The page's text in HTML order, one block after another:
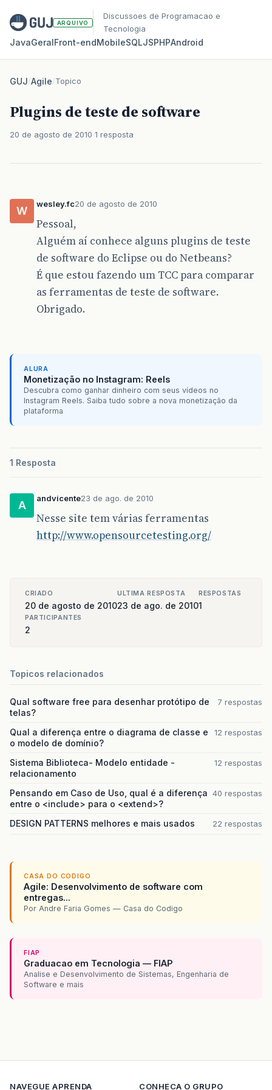
ARQUIVO
Discussoes de Programacao e
Tecnologia
JavaGeralFront‑endMobileSQLJSPHPAndroid
GUJ/Agile/Topico
Plugins de teste de software
20 de agosto de 2010 1 resposta
W
wesley.fc20 de agosto de 2010
Pessoal,
Alguém aí conhece alguns plugins de teste
de software do Eclipse ou do Netbeans?
É que estou fazendo um TCC para comparar
as ferramentas de teste de software.
Obrigado.
ALURA
Monetização no Instagram: Reels
Descubra como ganhar dinheiro com seus vídeos no
Instagram Reels. Saiba tudo sobre a nova monetização da
plataforma
1 Resposta
A
andvicente23 de ago. de 2010
Nesse site tem várias ferramentas
http://www.opensourcetesting.org/
CRIADO
20 de agosto de 2010
ULTIMA RESPOSTA
23 de ago. de 2010
RESPOSTAS
1
PARTICIPANTES
2
Topicos relacionados
Qual software free para desenhar protótipo de
telas?
7 respostas
Qual a diferença entre o diagrama de classe e
o modelo de domínio?
12 respostas
Sistema Biblioteca- Modelo entidade -
relacionamento
12 respostas
Pensando em Caso de Uso, qual é a diferença
entre o <include> para o <extend>?
40 respostas
DESIGN PATTERNS melhores e mais usados 22 respostas
CASA DO CODIGO
Agile: Desenvolvimento de software com
entregas...
Por Andre Faria Gomes — Casa do Codigo
FIAP
Graduacao em Tecnologia — FIAP
Analise e Desenvolvimento de Sistemas, Engenharia de
Software e mais
NAVEGUE APRENDA CONHECA O GRUPO